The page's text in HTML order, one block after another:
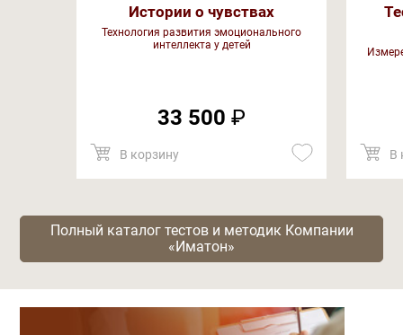
Истории о чувствах
Технология развития эмоционального
интеллекта у детей
33 500 ₽
В корзину В
Полный каталог тестов и методик Компании
«Иматон»